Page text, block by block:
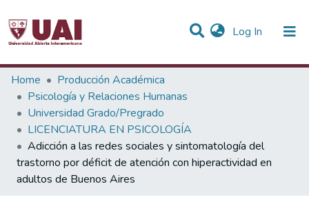
Log In (current)
Statistics
Communities & Collections
All of DSpace
Home
Producción Académica
Psicología y Relaciones Humanas
Universidad Grado/Pregrado
LICENCIATURA EN PSICOLOGÍA
Adicción a las redes sociales y sintomatología del
trastorno por déficit de atención con hiperactividad en
adultos de Buenos Aires